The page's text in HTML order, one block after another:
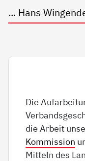
... Hans
Die
die Arbeit
Kommission
Mitteln des